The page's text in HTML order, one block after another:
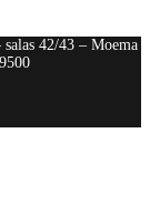
42/43 – Moema